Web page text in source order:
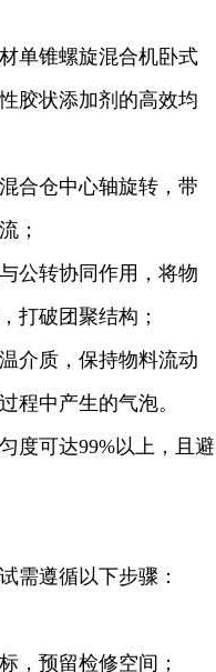
单锥螺旋混合机卧式
胶状添加剂的高效均
合仓中心轴旋转，带
；
公转协同作用，将物
打破团聚结构；
介质，保持物料流动
程中产生的气泡。
度可达99%以上，且避
需遵循以下步骤：
，预留检修空间；